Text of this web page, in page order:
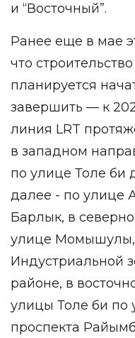
и “Восточный”.
Ранее еще в мае
что
планируется
завершить — к
линия LRT
в западном
по улице Толе би
далее - по улице
Барлык, в
улице Момышулы,
Индустриальной
районе, в
улицы Толе би по
проспекта